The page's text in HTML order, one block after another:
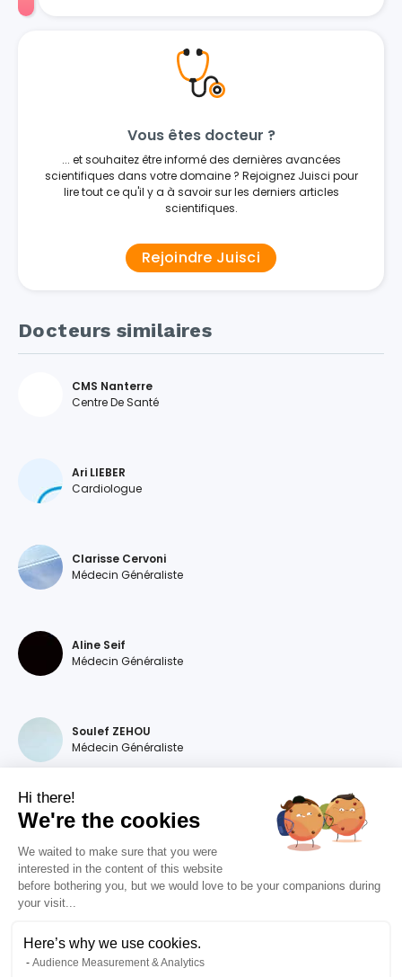
Vous êtes docteur ?
... et souhaitez être informé des dernières avancées
scientifiques dans votre domaine ? Rejoignez Juisci pour
lire tout ce qu'il y a à savoir sur les derniers articles
scientifiques.
Rejoindre Juisci
Docteurs similaires
CMS Nanterre
Centre De Santé
Ari LIEBER
Cardiologue
Clarisse Cervoni
Médecin Généraliste
Aline Seif
Médecin Généraliste
Soulef ZEHOU
Médecin Généraliste
Magdalena DEVILLERS
Diana MOURAO BALSA
Hi there!
We're the cookies
We waited to make sure that you were
interested in the content of this website
before bothering you, but we would love to be your companions during
your visit...
Here’s why we use cookies.
Audience Measurement & Analytics